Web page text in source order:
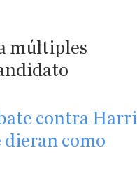
múltiples
contra
dieran como